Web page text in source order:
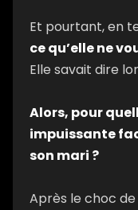
Et pourtant, en
ce qu’elle ne
Elle savait dire
Alors, pour
impuissante
son mari ?
Après le choc